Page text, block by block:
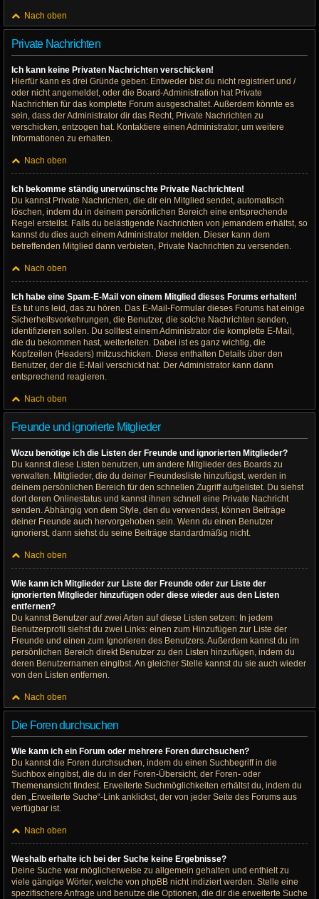
Nach oben
Private Nachrichten
Ich kann keine Privaten Nachrichten verschicken!
Hierfür kann es drei Gründe geben: Entweder bist du nicht registriert und /
oder nicht angemeldet, oder die Board-Administration hat Private
Nachrichten für das komplette Forum ausgeschaltet. Außerdem könnte es
sein, dass der Administrator dir das Recht, Private Nachrichten zu
verschicken, entzogen hat. Kontaktiere einen Administrator, um weitere
Informationen zu erhalten.
Nach oben
Ich bekomme ständig unerwünschte Private Nachrichten!
Du kannst Private Nachrichten, die dir ein Mitglied sendet, automatisch
löschen, indem du in deinem persönlichen Bereich eine entsprechende
Regel erstellst. Falls du belästigende Nachrichten von jemandem erhältst, so
kannst du dies auch einem Administrator melden. Dieser kann dem
betreffenden Mitglied dann verbieten, Private Nachrichten zu versenden.
Nach oben
Ich habe eine Spam-E-Mail von einem Mitglied dieses Forums erhalten!
Es tut uns leid, das zu hören. Das E-Mail-Formular dieses Forums hat einige
Sicherheitsvorkehrungen, die Benutzer, die solche Nachrichten senden,
identifizieren sollen. Du solltest einem Administrator die komplette E-Mail,
die du bekommen hast, weiterleiten. Dabei ist es ganz wichtig, die
Kopfzeilen (Headers) mitzuschicken. Diese enthalten Details über den
Benutzer, der die E-Mail verschickt hat. Der Administrator kann dann
entsprechend reagieren.
Nach oben
Freunde und ignorierte Mitglieder
Wozu benötige ich die Listen der Freunde und ignorierten Mitglieder?
Du kannst diese Listen benutzen, um andere Mitglieder des Boards zu
verwalten. Mitglieder, die du deiner Freundesliste hinzufügst, werden in
deinem persönlichen Bereich für den schnellen Zugriff aufgelistet. Du siehst
dort deren Onlinestatus und kannst ihnen schnell eine Private Nachricht
senden. Abhängig von dem Style, den du verwendest, können Beiträge
deiner Freunde auch hervorgehoben sein. Wenn du einen Benutzer
ignorierst, dann siehst du seine Beiträge standardmäßig nicht.
Nach oben
Wie kann ich Mitglieder zur Liste der Freunde oder zur Liste der
ignorierten Mitglieder hinzufügen oder diese wieder aus den Listen
entfernen?
Du kannst Benutzer auf zwei Arten auf diese Listen setzen: In jedem
Benutzerprofil siehst du zwei Links: einen zum Hinzufügen zur Liste der
Freunde und einen zum Ignorieren des Benutzers. Außerdem kannst du im
persönlichen Bereich direkt Benutzer zu den Listen hinzufügen, indem du
deren Benutzernamen eingibst. An gleicher Stelle kannst du sie auch wieder
von den Listen entfernen.
Nach oben
Die Foren durchsuchen
Wie kann ich ein Forum oder mehrere Foren durchsuchen?
Du kannst die Foren durchsuchen, indem du einen Suchbegriff in die
Suchbox eingibst, die du in der Foren-Übersicht, der Foren- oder
Themenansicht findest. Erweiterte Suchmöglichkeiten erhältst du, indem du
den „Erweiterte Suche“-Link anklickst, der von jeder Seite des Forums aus
verfügbar ist.
Nach oben
Weshalb erhalte ich bei der Suche keine Ergebnisse?
Deine Suche war möglicherweise zu allgemein gehalten und enthielt zu
viele gängige Wörter, welche von phpBB nicht indiziert werden. Stelle eine
spezifischere Anfrage und benutze die Optionen, die dir die erweiterte Suche